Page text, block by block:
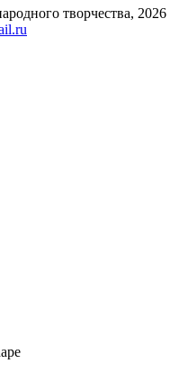
творчества, 2026